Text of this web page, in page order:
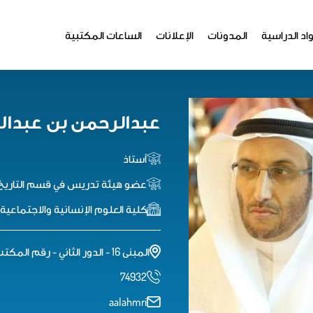
الدراسية المدونات الإعلانات الساعات المكتبية
عبدالرحمن بن
أستاذ
عضو هيئة تدريس في قسم
كلية العلوم اﻹنسانية واﻻجتماعية
المبنى 16 - الدور الثاني - رقم المكتب 2ب126
74932
aalahmri